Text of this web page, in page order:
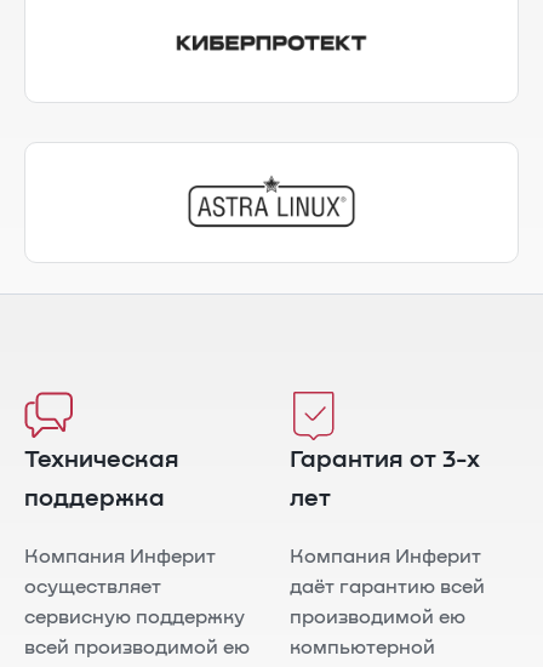
Техническая
поддержка
Компания Инферит
осуществляет
сервисную поддержку
всей производимой ею
Гарантия от 3-х
лет
Компания Инферит
даёт гарантию всей
производимой ею
компьютерной